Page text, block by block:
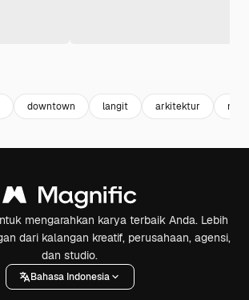
downtown langit arkitektur
mengarahkan karya terbaik Anda. Lebih
dari kalangan kreatif, perusahaan, agensi,
dan studio.
Bahasa Indonesia